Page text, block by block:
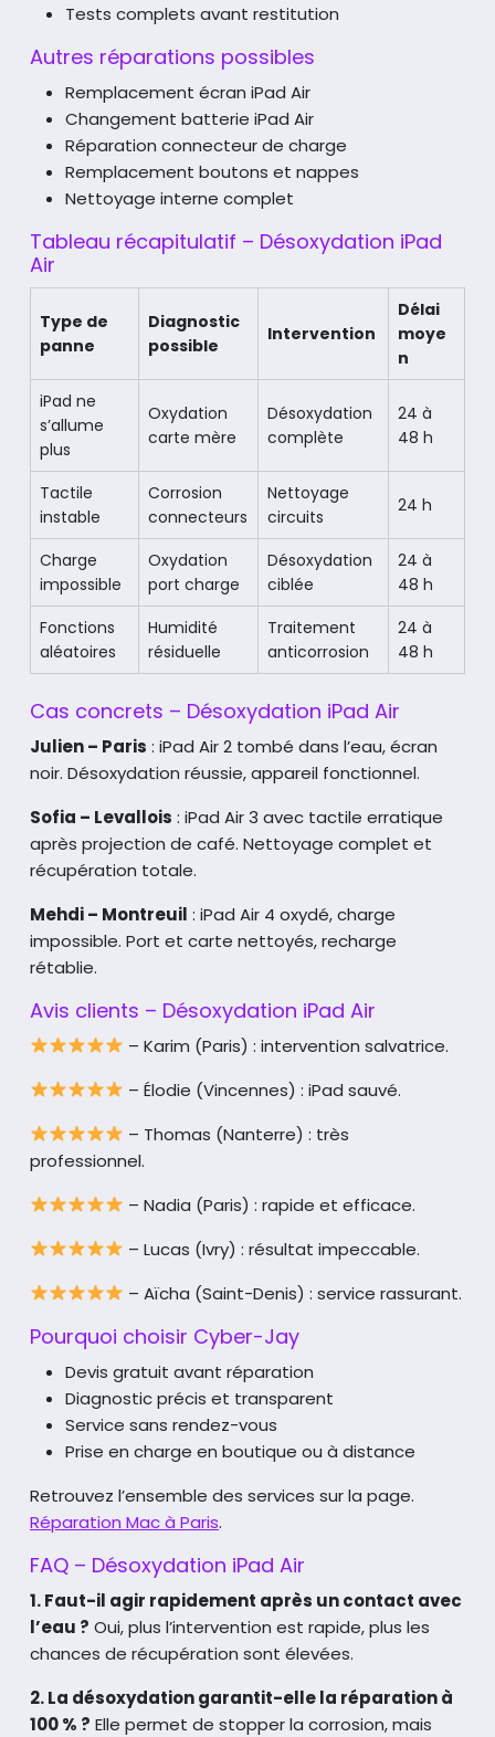
Tests complets avant restitution
Autres réparations possibles
Remplacement écran iPad Air
Changement batterie iPad Air
Réparation connecteur de charge
Remplacement boutons et nappes
Nettoyage interne complet
Tableau récapitulatif – Désoxydation iPad
Air
Type de
panne
Diagnostic
possible
Intervention
Délai
moye
n
iPad ne
s’allume
plus
Oxydation
carte mère
Désoxydation
complète
24 à
48 h
Tactile
instable
Corrosion
connecteurs
Nettoyage
circuits
24 h
Charge
impossible
Oxydation
port charge
Désoxydation
ciblée
24 à
48 h
Fonctions
aléatoires
Humidité
résiduelle
Traitement
anticorrosion
24 à
48 h
Cas concrets – Désoxydation iPad Air
Julien – Paris : iPad Air 2 tombé dans l’eau, écran
noir. Désoxydation réussie, appareil fonctionnel.
Sofia – Levallois : iPad Air 3 avec tactile erratique
après projection de café. Nettoyage complet et
récupération totale.
Mehdi – Montreuil : iPad Air 4 oxydé, charge
impossible. Port et carte nettoyés, recharge
rétablie.
Avis clients – Désoxydation iPad Air
– Karim (Paris) : intervention salvatrice.
– Élodie (Vincennes) : iPad sauvé.
– Thomas (Nanterre) : très
professionnel.
– Nadia (Paris) : rapide et efficace.
– Lucas (Ivry) : résultat impeccable.
– Aïcha (Saint-Denis) : service rassurant.
Pourquoi choisir Cyber-Jay
Devis gratuit avant réparation
Diagnostic précis et transparent
Service sans rendez-vous
Prise en charge en boutique ou à distance
Retrouvez l’ensemble des services sur la page.
Réparation Mac à Paris.
FAQ – Désoxydation iPad Air
1. Faut-il agir rapidement après un contact avec
l’eau ? Oui, plus l’intervention est rapide, plus les
chances de récupération sont élevées.
2. La désoxydation garantit-elle la réparation à
100 % ? Elle permet de stopper la corrosion, mais